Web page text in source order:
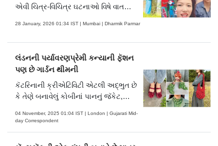
એવી ચિત્ર-વિચિત્ર ઘટનાઓ વિષે વાત
28 January, 2026 01:34 IST | Mumbai | Dharmik Parmar
લંડનની પર્યાવરણપ્રેમી કન્યાની ફૅશન
પણ છે ગાર્ડન થીમની
કૅટરિનાની ક્રીએટિવિટી એટલી અદ્ભુત છે
કે તેણે બનાવેલું કોબીનાં પાનનું જૅકેટ,
પેટલ્સમાંથી બનાવેલાં સૅન્ડલ્સ, ચેરીમાંથી
04 November, 2025 01:04 IST | London | Gujarati Mid-
day Correspondent